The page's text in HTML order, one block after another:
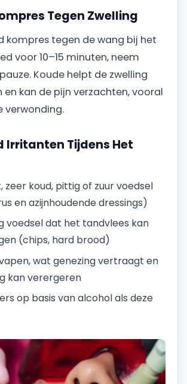
Tegen Zwelling
kompres tegen de wang bij het
voor 10–15 minuten, neem
Koude helpt de zwelling
en kan de pijn verzachten, vooral
verwonding.
Irritanten Tijdens Het
zeer koud, pittig of zuur voedsel
en azijnhoudende dressings)
voedsel dat het tandvlees kan
(chips, hard brood)
wat genezing vertraagt en
kan verergeren
op basis van alcohol als deze